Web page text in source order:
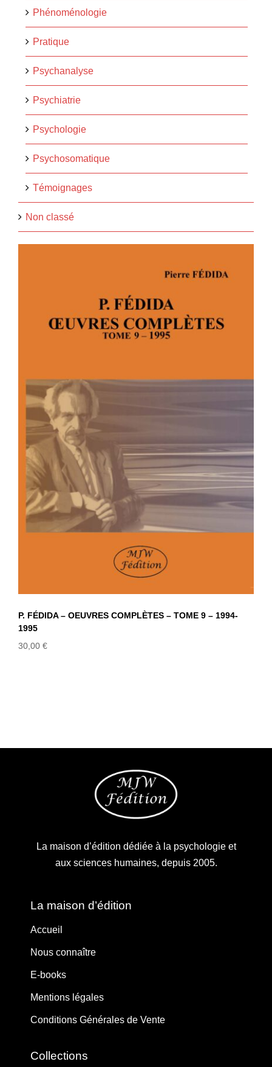
Phénoménologie
Pratique
Psychanalyse
Psychiatrie
Psychologie
Psychosomatique
Témoignages
Non classé
P. FÉDIDA – OEUVRES COMPLÈTES –
TOME 9 – 1994-1995
P. FÉDIDA – OEUVRES COMPLÈTES – TOME 9 – 1994-
1995
30,00 €
La maison d’édition dédiée à la psychologie et
aux sciences humaines, depuis 2005.
La maison d’édition
Accueil
Nous connaître
E-books
Mentions légales
Conditions Générales de Vente
Collections